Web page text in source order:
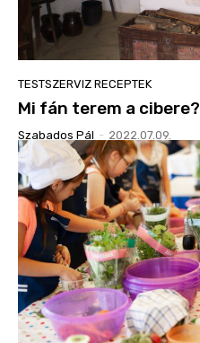
TESTSZERVIZ RECEPTEK
Mi fán terem a cibere?
Szabados Pál - 2022.07.09.